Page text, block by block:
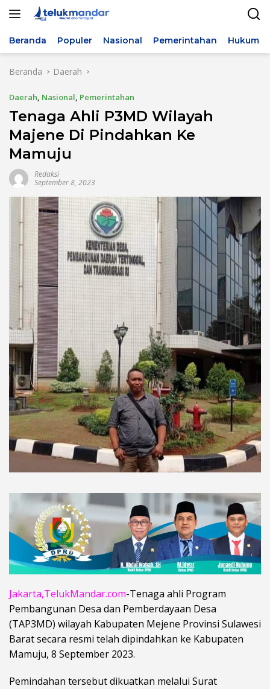
Beranda Populer Nasional Pemerintahan Hukum
Beranda Daerah
Daerah, Nasional, Pemerintahan
Tenaga Ahli P3MD Wilayah
Majene Di Pindahkan Ke
Mamuju
Redaksi
September 8, 2023
Jakarta,TelukMandar.com-Tenaga ahli Program
Pembangunan Desa dan Pemberdayaan Desa
(TAP3MD) wilayah Kabupaten Mejene Provinsi Sulawesi
Barat secara resmi telah dipindahkan ke Kabupaten
Mamuju, 8 September 2023.
Pemindahan tersebut dikuatkan melalui Surat